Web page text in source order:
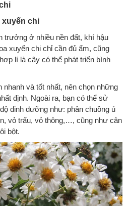
xuyến chi
trưởng ở nhiều nền đất, khí hậu
xuyến chi chỉ cần đủ ẩm, cũng
lí là cây có thể phát triển bình
nhanh và tốt nhất, nên chọn những
định. Ngoài ra, bạn có thể sử
dinh dưỡng như: phân chuồng ủ
vỏ trấu, vỏ thông,…, cũng như cân
bột.